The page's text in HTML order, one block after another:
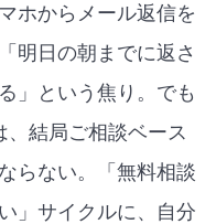
ホからメール返信を
明日の朝までに返さ
」という焦り。でも
、結局ご相談ベース
らない。「無料相談
」サイクルに、自分